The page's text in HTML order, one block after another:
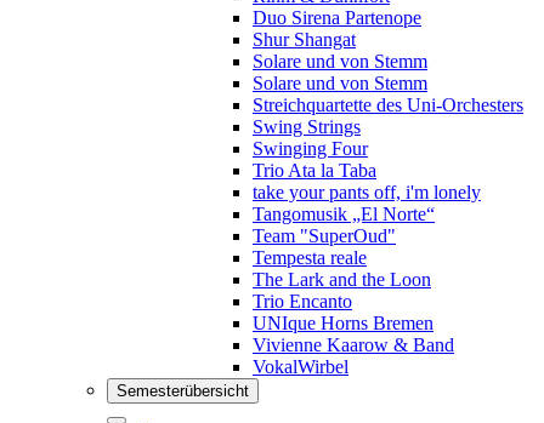
Duo Sirena Partenope
Shur Shangat
Solare und von Stemm
Solare und von Stemm
Streichquartette des Uni-Orchesters
Swing Strings
Swinging Four
Trio Ata la Taba
take your pants off, i'm lonely
Tangomusik „El Norte“
Team "SuperOud"
Tempesta reale
The Lark and the Loon
Trio Encanto
UNIque Horns Bremen
Vivienne Kaarow & Band
VokalWirbel
Semesterübersicht